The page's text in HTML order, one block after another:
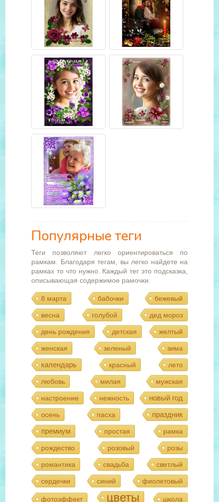
Популярные теги
Теги позволяют легко ориентироваться по
рамкам. Благодаря тегам, вы легко найдете на
рамках то что нужно. Каждый тег это подсказка,
описывающая содержимое рамочки.
8 марта бабочки бежевый
весна голубой дед мороз
день рождения детская желтый
женская зеленый зима
календарь красный лето
любовь милая мужская
настроение нежность новый год
осень пасха
праздник
премиум
простая рамка
рождество розовый розы
романтика свадьба светлый
сердечки синий фиолетовый
фотоэффект цветы школа